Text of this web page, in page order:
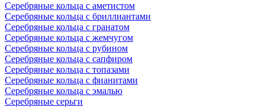
Серебряные кольца с аметистом
Серебряные кольца с бриллиантами
Серебряные кольца с гранатом
Серебряные кольца с жемчугом
Серебряные кольца с рубином
Серебряные кольца с сапфиром
Серебряные кольца с топазами
Серебряные кольца с фианитами
Серебряные кольца с эмалью
Серебряные серьги